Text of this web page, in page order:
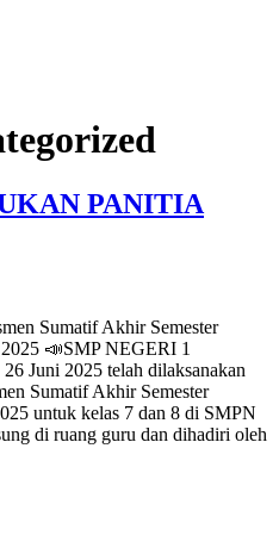
PANITIA
Sumatif Akhir Semester
📣SMP NEGERI 1
Juni 2025 telah dilaksanakan
Sumatif Akhir Semester
untuk kelas 7 dan 8 di SMPN
di ruang guru dan dihadiri oleh